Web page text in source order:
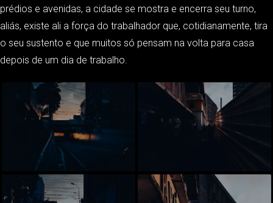
prédios e avenidas, a cidade se mostra e encerra seu turno,
aliás, existe ali a força do trabalhador que, cotidianamente, tira
o seu sustento e que muitos só pensam na volta para casa
depois de um dia de trabalho.